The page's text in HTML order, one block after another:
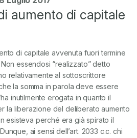
aumento di capitale
di capitale avvenuta fuori termine
essendosi “realizzato” detto
relativamente al sottoscrittore
la somma in parola deve essere
inutilmente erogata in quanto il
la liberazione del deliberato aumento
esisteva perché era già spirato il
ai sensi dell’art. 2033 c.c. chi